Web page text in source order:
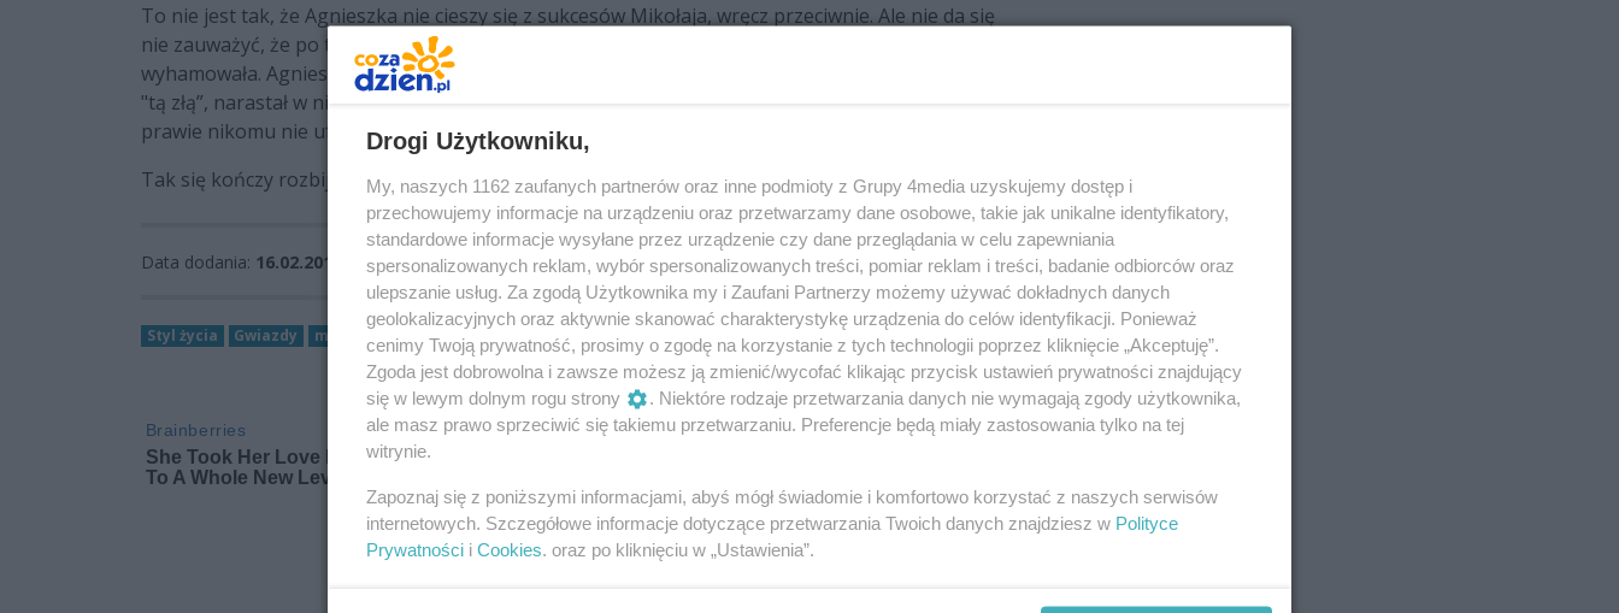
To nie jest tak, że Agnieszka nie cieszy się z sukcesów Mikołaja, wręcz przeciwnie. Ale nie da się
nie zauważyć, że po tym, jak zaczęli być razem, jego kariera się rozkręciła, a jej
wyhamowała. Agnieszka ma prawo czuć się pokrzywdzona. Gdy z każdej strony słyszała, że jest
"tą złą”, narastał w niej żal. Zaczęła stopniowo odcinać się od znajomych z show biznesu. Dziś
prawie nikomu nie ufa.
Tak się kończy rozbijanie wieloletnich związków.
Data dodania: 16.02.2016 08:04
Styl życia Gwiazdy mikołaj koniec michał robert krawczyk włodarczyk zając
Drogi Użytkowniku,
My, naszych 1162 zaufanych partnerów oraz inne podmioty z Grupy 4media uzyskujemy dostęp i
przechowujemy informacje na urządzeniu oraz przetwarzamy dane osobowe, takie jak unikalne identyfikatory,
standardowe informacje wysyłane przez urządzenie czy dane przeglądania w celu zapewniania
spersonalizowanych reklam, wybór spersonalizowanych treści, pomiar reklam i treści, badanie odbiorców oraz
ulepszanie usług. Za zgodą Użytkownika my i Zaufani Partnerzy możemy używać dokładnych danych
geolokalizacyjnych oraz aktywnie skanować charakterystykę urządzenia do celów identyfikacji. Ponieważ
cenimy Twoją prywatność, prosimy o zgodę na korzystanie z tych technologii poprzez kliknięcie „Akceptuję”.
Zgoda jest dobrowolna i zawsze możesz ją zmienić/wycofać klikając przycisk ustawień prywatności znajdujący
się w lewym dolnym rogu strony
. Niektóre rodzaje przetwarzania danych nie wymagają zgody użytkownika,
ale masz prawo sprzeciwić się takiemu przetwarzaniu. Preferencje będą miały zastosowania tylko na tej
witrynie.
Zapoznaj się z poniższymi informacjami, abyś mógł świadomie i komfortowo korzystać z naszych serwisów
internetowych. Szczegółowe informacje dotyczące przetwarzania Twoich danych znajdziesz w Polityce
Prywatności i Cookies. oraz po kliknięciu w „Ustawienia”.